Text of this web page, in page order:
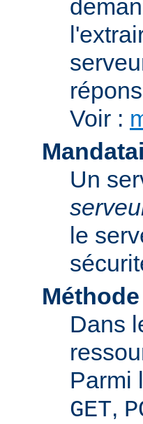
Voir :
Un
le
Dans
Parmi
GET,